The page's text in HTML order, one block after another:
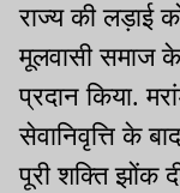
राज्य की लड़ाई
मूलवासी समाज
प्रदान किया.
सेवानिवृत्ति के
पूरी शक्ति झोंक